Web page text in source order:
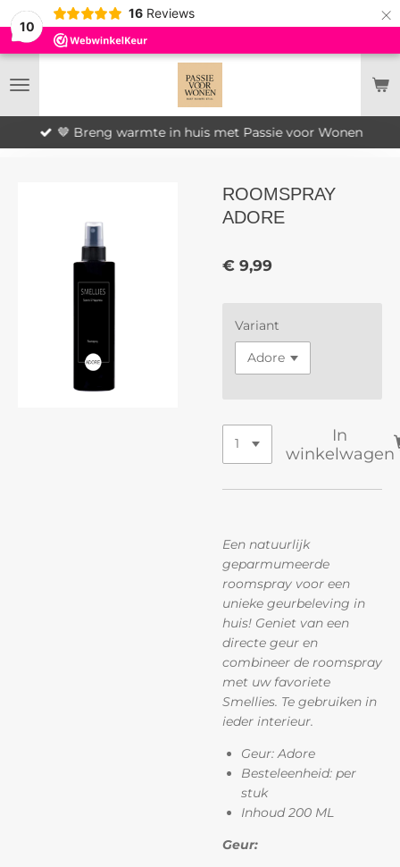
10
16 Reviews ×
🤎 Breng warmte in huis met Passie voor Wonen
ROOMSPRAY
ADORE
€ 9,99
Variant
In
winkelwagen
Een natuurlijk
geparmumeerde
roomspray voor een
unieke geurbeleving in
huis! Geniet van een
directe geur en
combineer de roomspray
met uw favoriete
Smellies. Te gebruiken in
ieder interieur.
Geur: Adore
Besteleenheid: per
stuk
Inhoud 200 ML
Geur: